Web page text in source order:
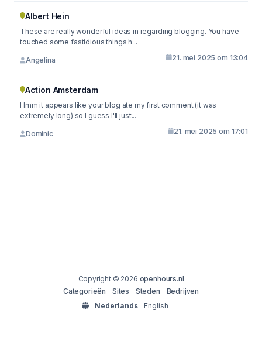
Albert Hein
These are really wonderful ideas in regarding blogging. You have
touched some fastidious things h...
Angelina 21. mei 2025 om 13:04
Action Amsterdam
Hmm it appears like your blog ate my first comment (it was
extremely long) so I guess I'll just...
Dominic 21. mei 2025 om 17:01
Copyright © 2026 openhours.nl
Categorieën
Sites Steden
Bedrijven
Nederlands
English